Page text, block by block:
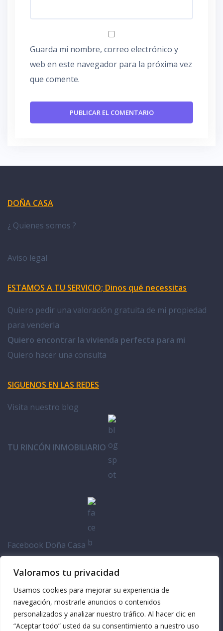
Valoramos tu privacidad
Usamos cookies para mejorar su experiencia de
navegación, mostrarle anuncios o contenidos
personalizados y analizar nuestro tráfico. Al hacer clic en
“Aceptar todo” usted da su consentimiento a nuestro uso
Guarda mi nombre, correo electrónico y
web en este navegador para la próxima vez
que comente.
DOÑA CASA
¿ Quienes somos ?
Aviso legal
ESTAMOS A TU SERVICIO; Dinos qué necessitas
Quiero pedir una valoración gratuita de mi propiedad
para venderla
Quiero encontrar la vivienda perfecta para mi
Quiero hacer una consulta
SIGUENOS EN LAS REDES
Visita nuestro blog
TU RINCÓN INMOBILIARIO
Facebook Doña Casa